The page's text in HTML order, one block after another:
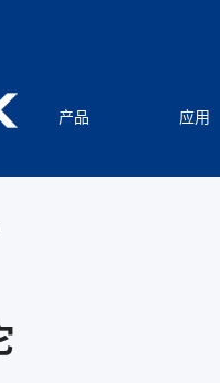
产品 应用